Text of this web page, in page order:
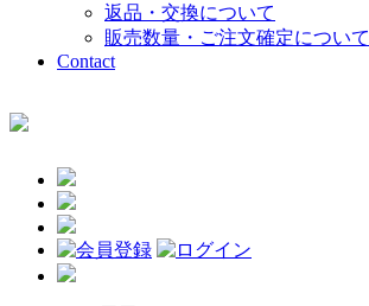
返品・交換について
販売数量・ご注文確定について
Contact